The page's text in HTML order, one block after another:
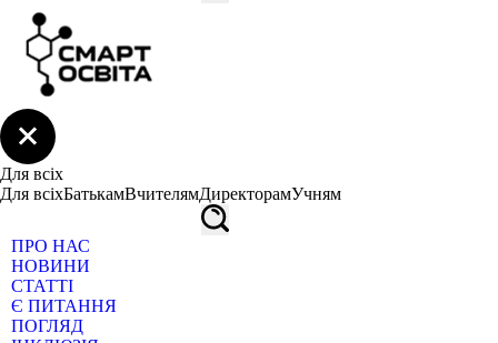
Для всіх
Для всіхБатькамВчителямДиректорамУчням
ПРО НАС
НОВИНИ
СТАТТІ
Є ПИТАННЯ
ПОГЛЯД